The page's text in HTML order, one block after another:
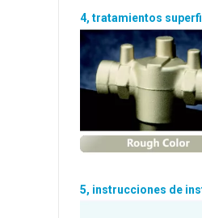
4, tratamientos
5, instrucciones de